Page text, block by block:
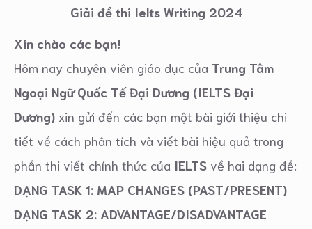
Giải đề thi Ielts Writing 2024
Xin chào các bạn!
Hôm nay chuyên viên giáo dục của Trung Tâm
Ngoại Ngữ Quốc Tế Đại Dương (IELTS Đại
Dương) xin gửi đến các bạn một bài giới thiệu chi
tiết về cách phân tích và viết bài hiệu quả trong
phần thi viết chính thức của IELTS về hai dạng đề:
DẠNG TASK 1: MAP CHANGES (PAST/PRESENT)
DẠNG TASK 2: ADVANTAGE/DISADVANTAGE